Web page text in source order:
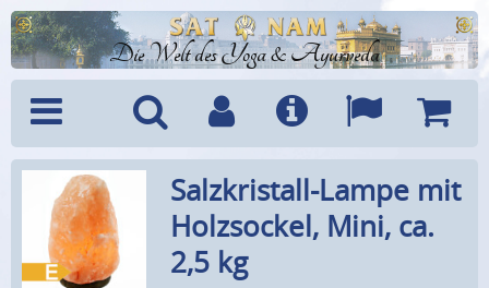
Die Welt des Yoga & Ayurveda
Menü SucheBenutzerkonto
Info Sprachen
Salzkristall-Lampe mit
Holzsockel, Mini, ca.
2,5 kg